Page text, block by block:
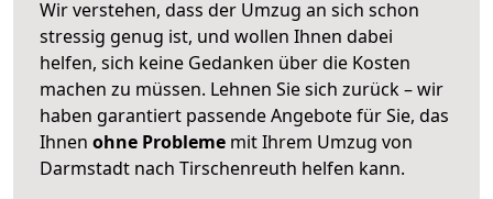
Wir verstehen, dass der Umzug an sich schon
stressig genug ist, und wollen Ihnen dabei
helfen, sich keine Gedanken über die Kosten
machen zu müssen. Lehnen Sie sich zurück – wir
haben garantiert passende Angebote für Sie, das
Ihnen ohne Probleme mit Ihrem Umzug von
Darmstadt nach Tirschenreuth helfen kann.